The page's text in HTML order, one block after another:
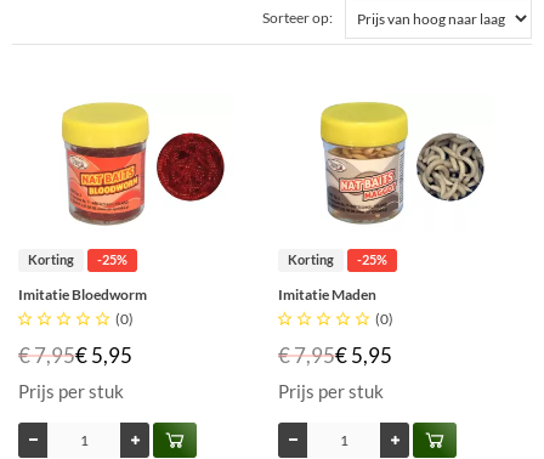
Sorteer op:
Korting -25%
Imitatie Bloedworm
     (0)
€ 7,95€ 5,95
Prijs per stuk
Korting -25%
Imitatie Maden
     (0)
€ 7,95€ 5,95
Prijs per stuk